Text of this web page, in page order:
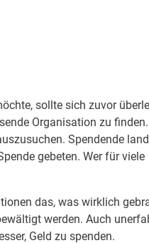
sollte sich zuvor
Organisation zu finden.
Spendende
gebeten. Wer für viele
das, was wirklich
werden. Auch
Geld zu spenden.